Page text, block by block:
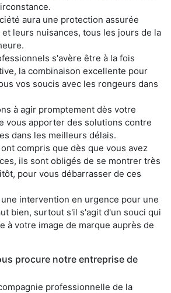
aura une protection assurée
leurs nuisances, tous les jours de la
s'avère être à la fois
la combinaison excellente pour
vos soucis avec les rongeurs dans
à agir promptement dès votre
vous apporter des solutions contre
dans les meilleurs délais.
compris que dès que vous avez
ils sont obligés de se montrer très
pour vous débarrasser de ces
intervention en urgence pour une
bien, surtout s'il s'agit d'un souci qui
à votre image de marque auprès de
procure notre entreprise de
professionnelle de la